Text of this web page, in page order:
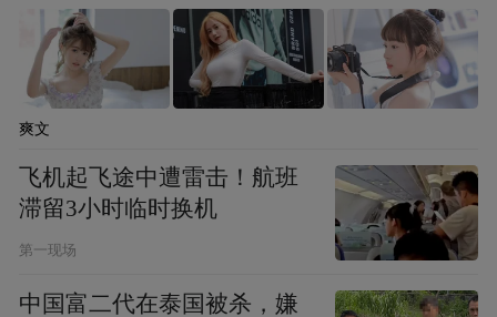
爽文
飞机起飞途中遭雷击！航班
滞留3小时临时换机
第一现场
中国富二代在泰国被杀，嫌